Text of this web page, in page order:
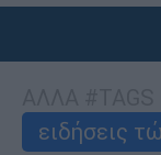
ειδήσεις